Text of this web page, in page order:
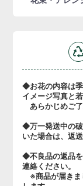
◆お花の内容は季
イメージ写真と
あらかじめご了
◆万一発送中の
いた場合は、返
◆不良品の返品
連絡ください。
※商品が届きま